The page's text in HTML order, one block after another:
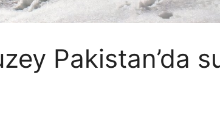
Pakistan’da